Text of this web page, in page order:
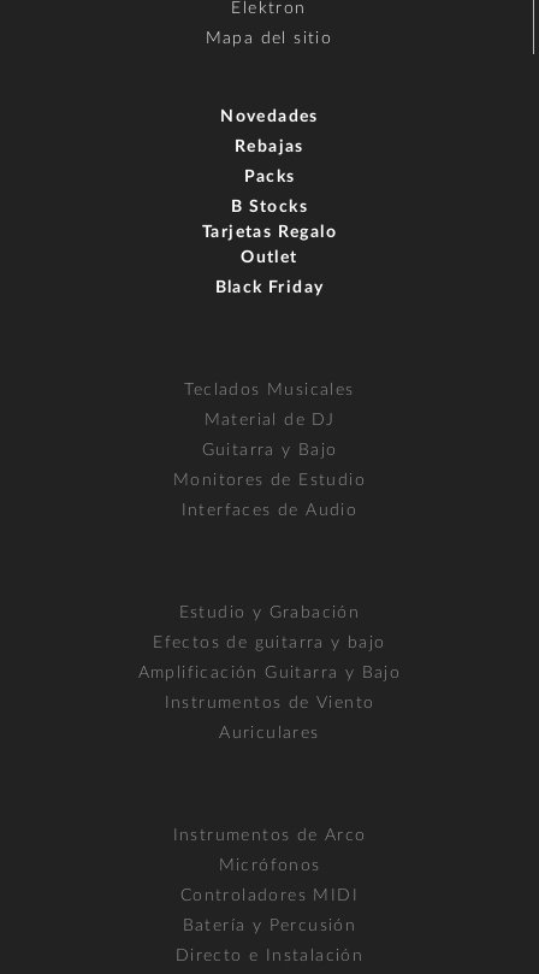
Elektron
Mapa del sitio
Novedades
Rebajas
Packs
B Stocks
Tarjetas Regalo
Outlet
Black Friday
Teclados Musicales
Material de DJ
Guitarra y Bajo
Monitores de Estudio
Interfaces de Audio
Estudio y Grabación
Efectos de guitarra y bajo
Amplificación Guitarra y Bajo
Instrumentos de Viento
Auriculares
Instrumentos de Arco
Micrófonos
Controladores MIDI
Batería y Percusión
Directo e Instalación